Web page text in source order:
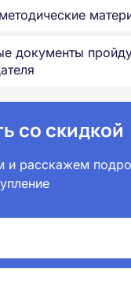
документы
со скидкой
и расскажем